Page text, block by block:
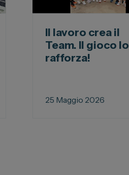
Il lavoro crea il
Team. Il gioco lo
rafforza!
25 Maggio 2026